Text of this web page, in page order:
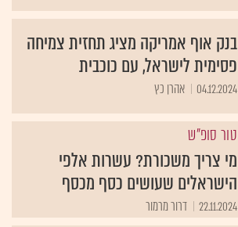
בנק אוף אמריקה מציג תחזית צמיחה
פסימית לישראל, עם כוכבית
04.12.2024 אהרן כץ
טור סופ"ש
מי צריך משכורת? עשרות אלפי
הישראלים שעושים כסף מכסף
22.11.2024 דרור מרמור